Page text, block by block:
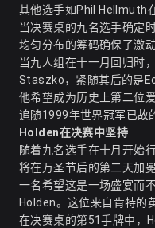
其他选手如Phil Hellmuth
当决赛桌的九名选手确定时
均匀分布的筹码确保了激
当九人组在十一月回归时
Staszko，紧随其后的是
他希望成为历史上第二位
追随1999年世界冠军已故
Holden在决赛中坚持
随着九名选手在十月开始
将在万圣节后的第二天加冕
一名希望这是一场盛宴而
Holden。这位来自肯特的
在决赛桌的第51手牌中，